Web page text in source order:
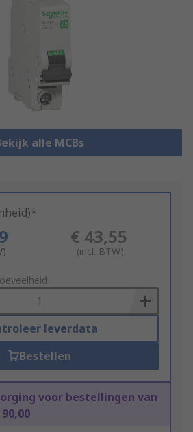
alle MCBs
€ 43,55
(incl. BTW)
leverdata
Bestellen
voor bestellingen van